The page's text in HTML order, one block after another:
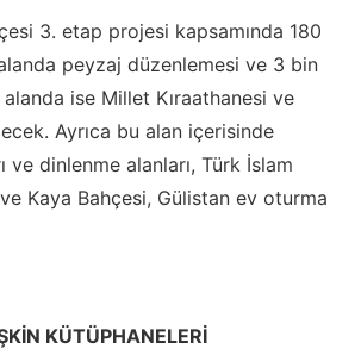
3. etap projesi kapsamında 180
peyzaj düzenlemesi ve 3 bin
ise Millet Kıraathanesi ve
Ayrıca bu alan içerisinde
ve dinlenme alanları, Türk İslam
Kaya Bahçesi, Gülistan ev oturma
KÜTÜPHANELERİ